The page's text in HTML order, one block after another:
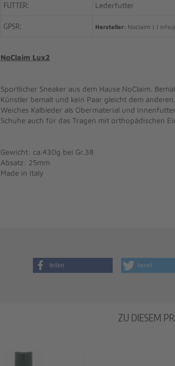
FUTTER: Lederfutter
GPSR: Hersteller: Noclaim | |
NoClaim Lux2
Sportlicher Sneaker aus dem Hause NoClaim.
Künstler bemalt und kein Paar gleicht dem
Weiches Kalbleder als Obermaterial und
Schuhe auch für das Tragen mit orthopädischen
Gewicht: ca.430g bei Gr.38
Absatz: 25mm
Made in Italy
teilen tweet
ZU DIESEM